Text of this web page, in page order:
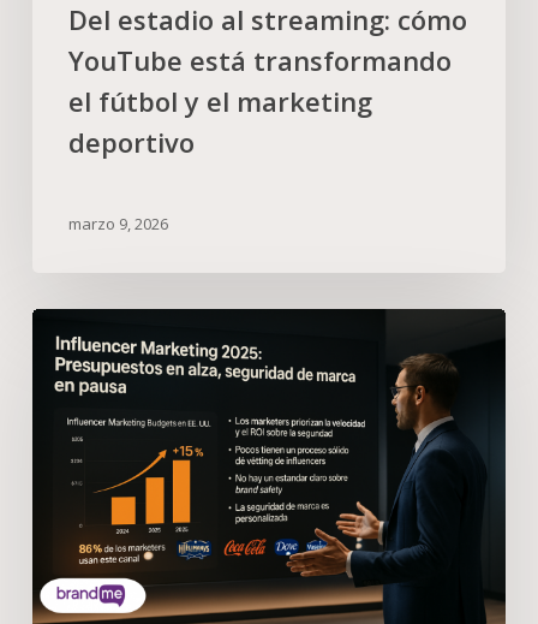
Del estadio al streaming: cómo
YouTube está transformando
el fútbol y el marketing
deportivo
marzo 9, 2026